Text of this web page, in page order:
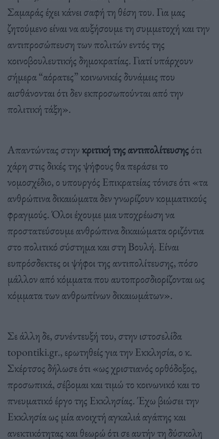
Σαμαράς έχει κάνει σαφή τη θέση του. Για μας
ζητούμενο είναι να αυξήσουμε τη συμμετοχή και την
αντιπροσώπευση των πολιτών εντός της
κοινοβουλευτικής δημοκρατίας. Γιατί υπάρχουν
σήμερα “αόρατες” κοινωνικές δυνάμεις που
αισθάνονται ότι δεν εκπροσωπούνται από την
πολιτική τάξη».
Απαντώντας στηνκριτική της αντιπολίτευσηςότι
χάρη στις δικές της ψήφους θα περάσει το
νομοσχέδιο, ο υπουργός Επικρατείας τόνισε ότι «τα
ανθρώπινα δικαιώματα δεν γνωρίζουν κομματικούς
φραγμούς. Όλοι έχουμε μια υποχρέωση να
προστατεύσουμε ανθρώπινα δικαιώματα οριζόντια
στο πολιτικό σύστημα και στη Βουλή. Είναι
ευπρόσδεκτες οι ψήφοι της αντιπολίτευσης, πόσο
μάλλον από κόμματα που αυτοπροσδιορίζονται ως
κόμματα των ανθρωπίνων δικαιωμάτων».
Σε άλλη δε, συνέντευξή του, στην ιστοσελίδα
topontiki.gr., ερωτηθείς για την Εκκλησία, ο κ.
Σκέρτσος δήλωσε ότι «ως χριστιανός ορθόδοξος,
προσωπικά, σέβομαι και τιμώ το κοινωνικό και το
πνευματικό έργο της Εκκλησίας. Έχω βιώσει την
Εκκλησία ως μία ανοιχτή αγκαλιά αγάπης και
ανεκτικότητας και θεωρώ ότι σε αυτήν τη δύσκολη